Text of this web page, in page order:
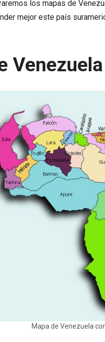
los mapas de
mejor este país
Mapa de Venezuela